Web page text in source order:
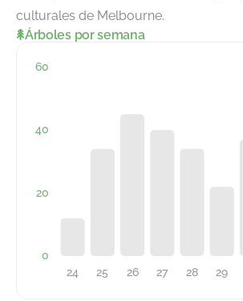
culturales de Melbourne.
Árboles por semana